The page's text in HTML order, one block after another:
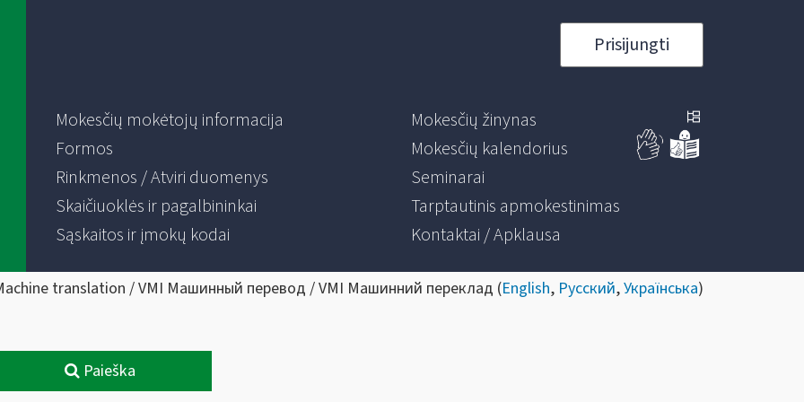
Prisijungti
Mokesčių mokėtojų informacija
Formos
Rinkmenos / Atviri duomenys
Skaičiuoklės ir pagalbininkai
Sąskaitos ir įmokų kodai
Mokesčių žinynas
Mokesčių kalendorius
Seminarai
Tarptautinis apmokestinimas
Kontaktai / Apklausa
translation / VMI Машинный перевод / VMI Машинний переклад (English, Русский,Українська)
Paieška